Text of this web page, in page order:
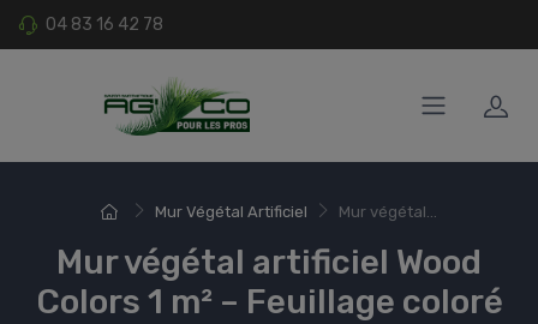
04 83 16 42 78
Mur Végétal Artificiel Mur végétal...
Mur végétal artificiel Wood
Colors 1 m² – Feuillage coloré